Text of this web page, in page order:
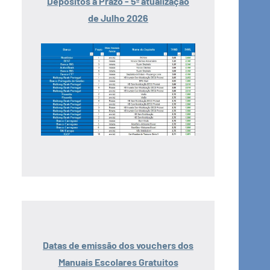
de Julho 2026
Datas de emissão dos vouchers dos
Manuais Escolares Gratuitos